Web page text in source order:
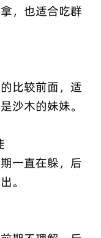
，也适合吃群
比较前面，适
沙木的妹妹。
一直在躲，后
。